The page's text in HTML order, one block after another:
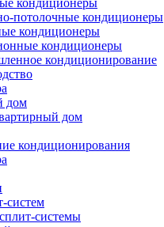
кондиционеры
потолочные кондиционеры
кондиционеры
кондиционеры
кондиционирование
дом
дом
кондиционирования
систем
системы